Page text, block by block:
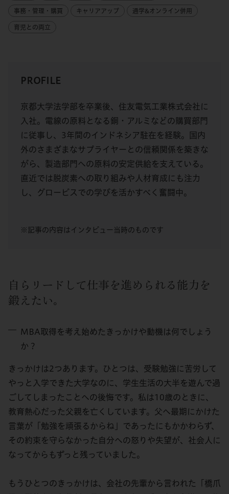
事務・管理・購買 キャリアアップ 通学&オンライン併用
育児との両立
PROFILE
京都大学法学部を卒業後、住友電気工業株式会社に
入社。電線の原料となる銅・アルミなどの購買部門
に従事し、3年間のインドネシア駐在を経験。国内
外のさまざまなサプライヤーとの信頼関係を築きな
がら、製造部門への原料の安定供給を支えている。
直近では脱炭素への取り組みや人材育成にも注力
し、グロービスでの学びを活かすべく奮闘中。
※記事の内容はインタビュー当時のものです
自らリードして仕事を進められる能力を
鍛えたい。
MBA取得を考え始めたきっかけや動機は何でしょう
か？
きっかけは2つあります。ひとつは、受験勉強に苦労して
やっと入学できた大学なのに、学生生活の大半を遊んで過
ごしてしまったことへの後悔です。私は10歳のときに、
教育熱心だった父親を亡くしています。父へ最期にかけた
言葉が「勉強を頑張るからね」であったにもかかわらず、
その約束を守らなかった自分への怒りや失望が、社会人に
なってからもずっと残っていました。
もうひとつのきっかけは、会社の先輩から言われた「橋爪